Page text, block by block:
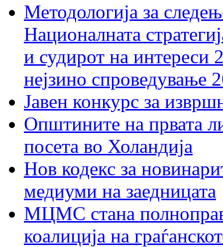
Методологија за
Националната
и судирот на интереси
нејзино спроведување
Јавен конкурс за
Општините на првата
посета во Холандија
Нов кодекс за
медиуми на заедницата
МЦМС стана
коалиција на